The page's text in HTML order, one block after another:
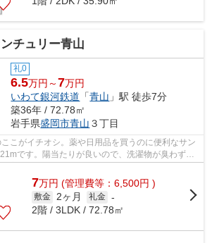
チュリー青山
礼0
6.5万円～7万円
いわて銀河鉄道 「青山 」駅 徒歩7分
築36年 / 72.78㎡
岩手県盛岡市青山 ３丁目
ここがイチオシ。薬や日用品を買うのに便利なサン
です。陽当たりが良いので、洗濯物が臭わずに
方に嬉しい駅...
7万円 (管理費等：6,500円 )
敷金 2ヶ月 礼金 -
2階 / 3LDK / 72.78㎡